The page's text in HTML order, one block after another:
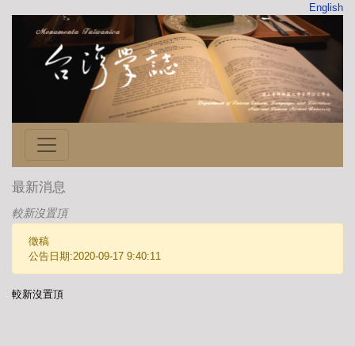
English
最新消息
較新沒置頂
徵稿
公告日期:2020-09-17 9:40:11
較新沒置頂